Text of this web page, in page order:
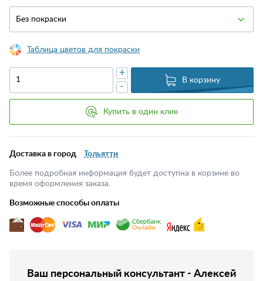
Без покраски
Таблица цветов для покраски
-
+
В корзину
Купить в один клик
Доставка в город Тольятти
Более подробная информация будет доступна в корзине во
время оформления заказа.
Возможные способы оплаты
Ваш персональный консультант - Алексей